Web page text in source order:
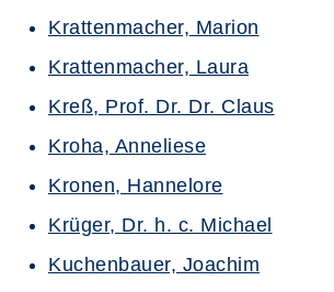
Krattenmacher, Marion
Krattenmacher, Laura
Kreß, Prof. Dr. Dr. Claus
Kroha, Anneliese
Kronen, Hannelore
Krüger, Dr. h. c. Michael
Kuchenbauer, Joachim